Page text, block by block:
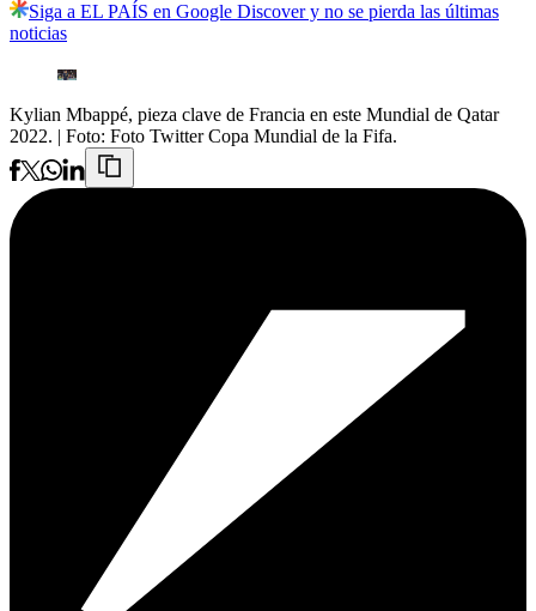
Siga a EL PAÍS en Google Discover y no se pierda las últimas
noticias
Kylian Mbappé, pieza clave de Francia en este Mundial de Qatar
2022. | Foto: Foto Twitter Copa Mundial de la Fifa.